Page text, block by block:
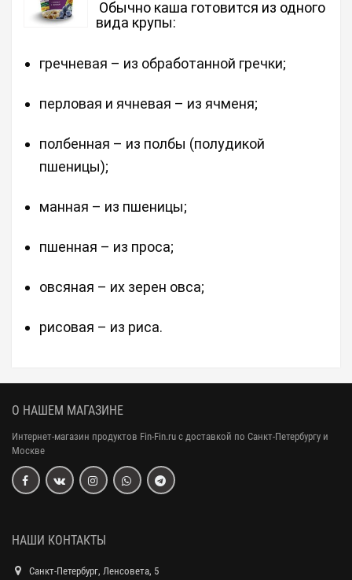
Обычно каша готовится из одного
вида крупы:
гречневая – из обработанной гречки;
перловая и ячневая – из ячменя;
полбенная – из полбы (полудикой
пшеницы);
манная – из пшеницы;
пшенная – из проса;
овсяная – их зерен овса;
рисовая – из риса.
О НАШЕМ МАГАЗИНЕ
Интернет-магазин продуктов Fin-Fin.ru с доставкой по Санкт-Петербургу и
Москве
НАШИ КОНТАКТЫ
Санкт-Петербург, Ленсовета, 5